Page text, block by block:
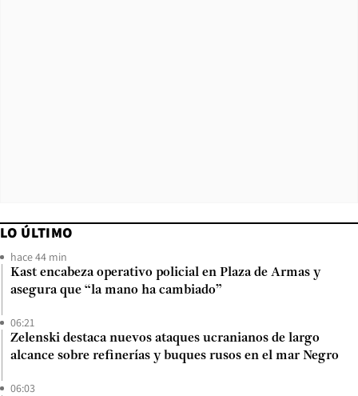
LO ÚLTIMO
hace 44 min
Kast encabeza operativo policial en Plaza de Armas y
asegura que “la mano ha cambiado”
06:21
Zelenski destaca nuevos ataques ucranianos de largo
alcance sobre refinerías y buques rusos en el mar Negro
06:03